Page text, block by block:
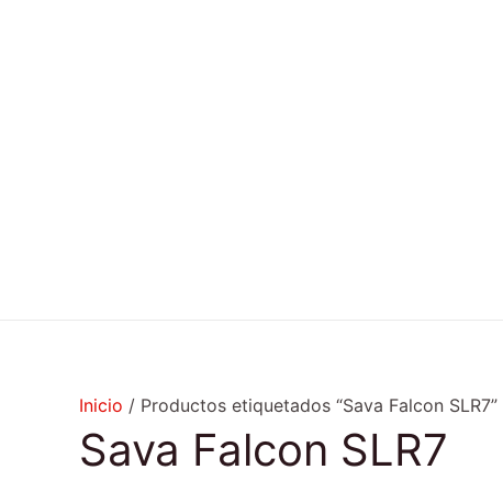
Inicio / Productos etiquetados “Sava Falcon SLR7”
Sava Falcon SLR7